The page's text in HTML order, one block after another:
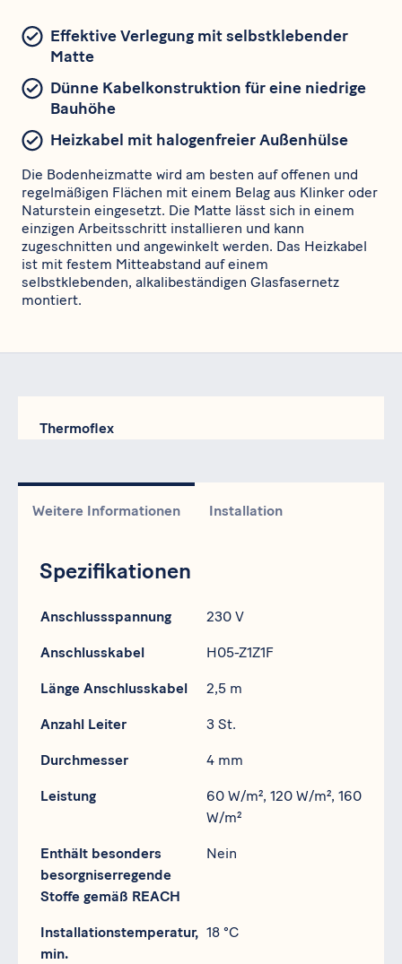
Effektive Verlegung mit selbstklebender
Matte
Dünne Kabelkonstruktion für eine niedrige
Bauhöhe
Heizkabel mit halogenfreier Außenhülse
Die Bodenheizmatte wird am besten auf offenen und
regelmäßigen Flächen mit einem Belag aus Klinker oder
Naturstein eingesetzt. Die Matte lässt sich in einem
einzigen Arbeitsschritt installieren und kann
zugeschnitten und angewinkelt werden. Das Heizkabel
ist mit festem Mitteabstand auf einem
selbstklebenden, alkalibeständigen Glasfasernetz
montiert.
Thermoflex
Weitere Informationen Installation
Spezifikationen
Spezifikation
Anschlussspannung 230 V
Anschlusskabel H05-Z1Z1F
Länge Anschlusskabel 2,5 m
Anzahl Leiter 3 St.
Durchmesser 4 mm
Leistung
60 W/m², 120 W/m², 160
W/m²
Enthält besonders
besorgniserregende
Stoffe gemäß REACH
Nein
Installationstemperatur,
min.
18 °C